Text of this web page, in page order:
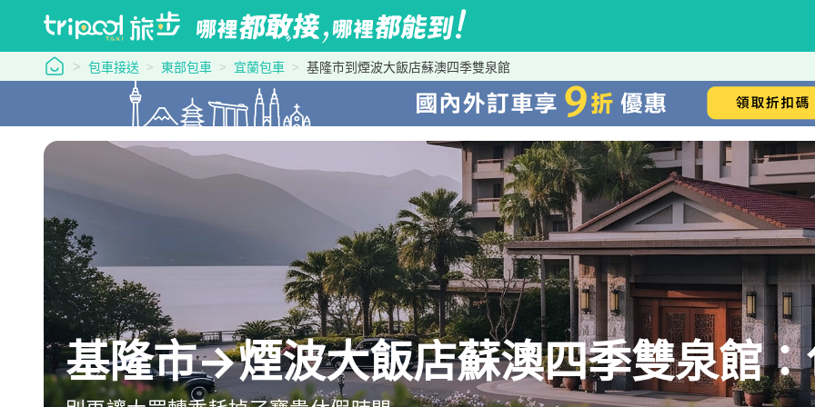
tripool 旅步
包車接送 東部包車 宜蘭包車 基隆市到煙波大飯店蘇澳四季雙泉館
基隆市→煙波大飯店蘇澳四季雙泉館